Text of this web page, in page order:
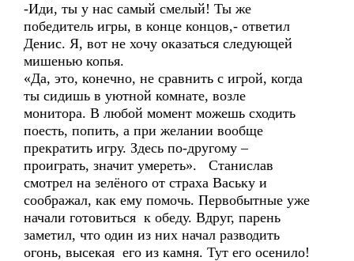
-Иди, ты у нас самый смелый! Ты же
победитель игры, в конце концов,- ответил
Денис. Я, вот не хочу оказаться следующей
мишенью копья.
«Да, это, конечно, не сравнить с игрой, когда
ты сидишь в уютной комнате, возле
монитора. В любой момент можешь сходить
поесть, попить, а при желании вообще
прекратить игру. Здесь по-другому –
проиграть, значит умереть». Станислав
смотрел на зелёного от страха Ваську и
соображал, как ему помочь. Первобытные уже
начали готовиться к обеду. Вдруг, парень
заметил, что один из них начал разводить
огонь, высекая его из камня. Тут его осенило!